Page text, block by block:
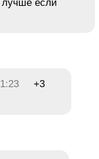
лучше если
+3